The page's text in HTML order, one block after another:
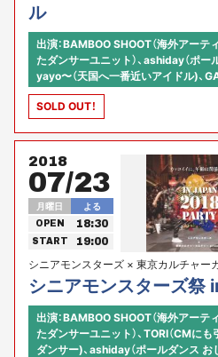
ル
出演：BAMBOO SHOOT（海外アー
たダンサーユニット）、ashiday（ポー
yayo〜（天国へ一番近いアイドル)、
ンサー）、昭和ガールズ（平均年齢59
シニアモンスターズより11名 【司会】
ス）×河原あず（東京カルチャーカル
レーター） 【プロデュース】株式会社
SOLD OUT！
2018
07/23
月曜日 よる
OPEN 18:30
START 19:00
シニアモンスターズ × 東京カルチャー
シニアモンスターズ祭
出演：BAMBOO SHOOT（海外アー
たダンサーユニット）、TORI（CMに
ダンサー)、ashiday（ポールダンス お